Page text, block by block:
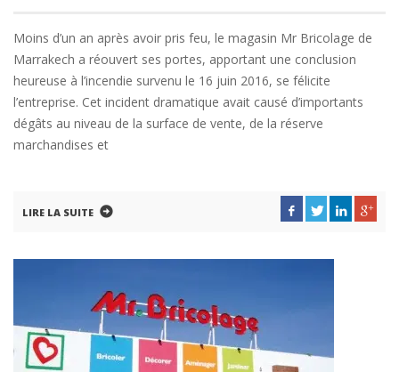
Moins d’un an après avoir pris feu, le magasin Mr Bricolage de
Marrakech a réouvert ses portes, apportant une conclusion
heureuse à l’incendie survenu le 16 juin 2016, se félicite
l’entreprise. Cet incident dramatique avait causé d’importants
dégâts au niveau de la surface de vente, de la réserve
marchandises et
LIRE LA SUITE